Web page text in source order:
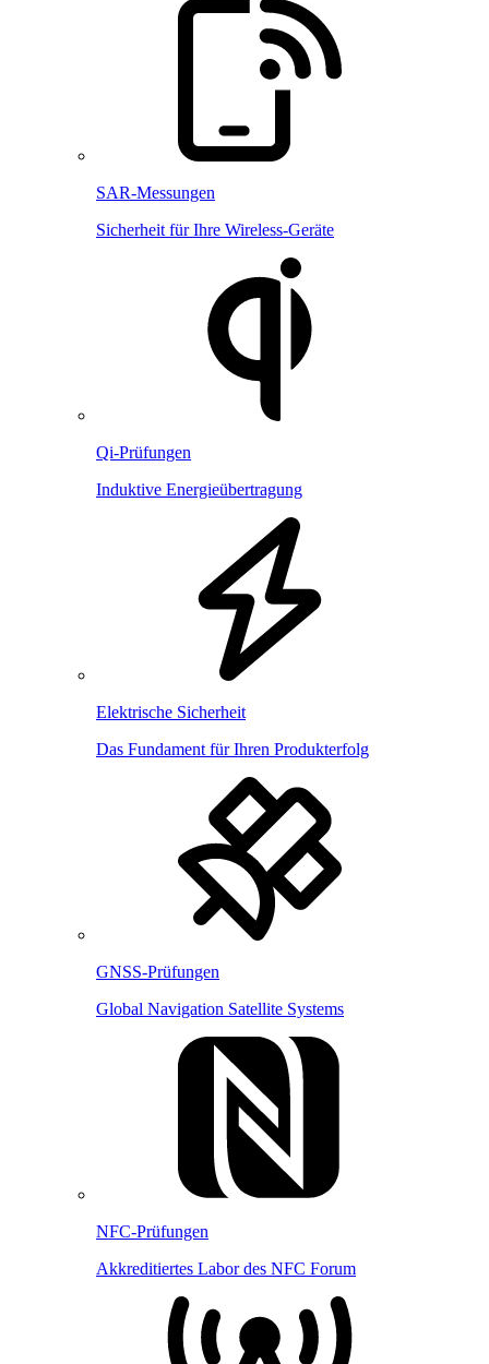
SAR-Messungen
Sicherheit für Ihre Wireless-Geräte
Qi-Prüfungen
Induktive Energieübertragung
Elektrische Sicherheit
Das Fundament für Ihren Produkterfolg
GNSS-Prüfungen
Global Navigation Satellite Systems
NFC-Prüfungen
Akkreditiertes Labor des NFC Forum